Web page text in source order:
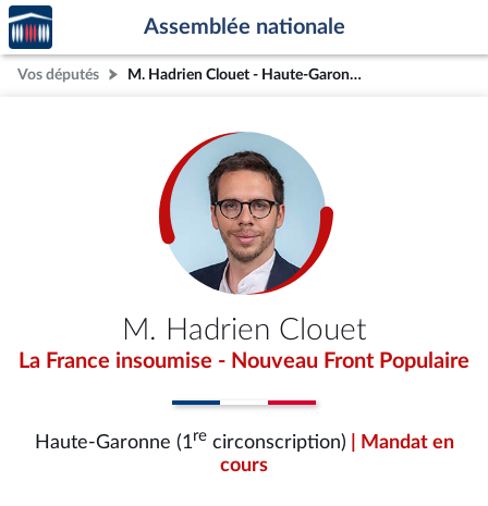
Aller au contenu
Aller en bas de la page
Accèder
à la
page
d'accueil
Assemblée nationale
Vos députés M. Hadrien Clouet - Haute-Garonne (1re circonscription)
M. Hadrien Clouet
La France insoumise - Nouveau Front Populaire
Haute-Garonne (1recirconscription)
| Mandat en
cours